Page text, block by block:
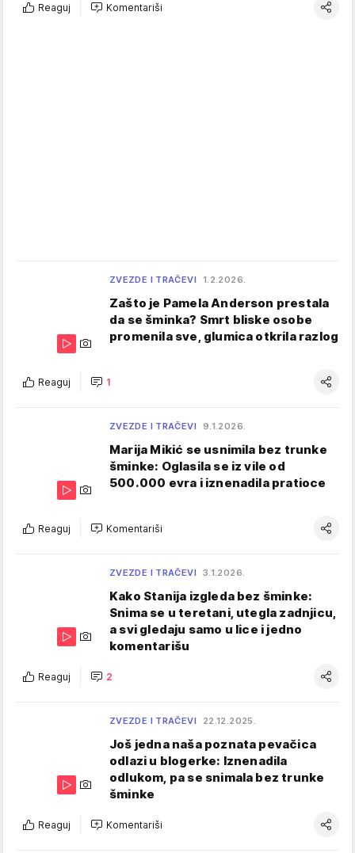
Reaguj Komentariši
ZVEZDE I TRAČEVI 1.2.2026.
Zašto je Pamela Anderson prestala
da se šminka? Smrt bliske osobe
promenila sve, glumica otkrila razlog
Reaguj 1
ZVEZDE I TRAČEVI 9.1.2026.
Marija Mikić se usnimila bez trunke
šminke: Oglasila se iz vile od
500.000 evra i iznenadila pratioce
Reaguj Komentariši
ZVEZDE I TRAČEVI 3.1.2026.
Kako Stanija izgleda bez šminke:
Snima se u teretani, utegla zadnjicu,
a svi gledaju samo u lice i jedno
komentarišu
Reaguj 2
ZVEZDE I TRAČEVI 22.12.2025.
Još jedna naša poznata pevačica
odlazi u blogerke: Iznenadila
odlukom, pa se snimala bez trunke
šminke
Reaguj Komentariši